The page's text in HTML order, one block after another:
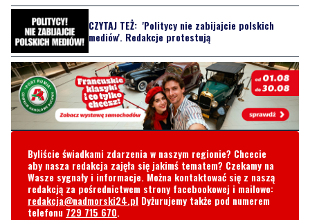
CZYTAJ TEŻ: 'Politycy nie zabijajcie polskich
mediów'. Redakcje protestują
Byliście świadkami zdarzenia w naszym regionie? Chcecie
aby nasza redakcja zajęła się jakimś tematem? Czekamy na
Wasze sygnały i informacje. Można kontaktować się z naszą
redakcją za pośrednictwem strony facebookowej i mailowo:
redakcja@nadmorski24.pl Dyżurujemy także pod numerem
telefonu 729 715 670.